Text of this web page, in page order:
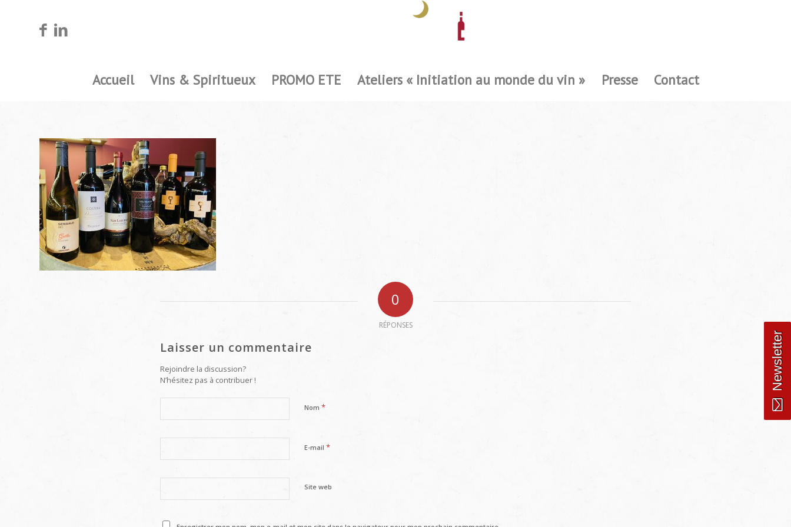
Accueil Vins & Spiritueux PROMO ETE Ateliers « Initiation au monde du vin » Presse Contact
0
RÉPONSES
Laisser un commentaire
Rejoindre la discussion?
N’hésitez pas à contribuer !
Nom *
E-mail *
Site web
Newsletter